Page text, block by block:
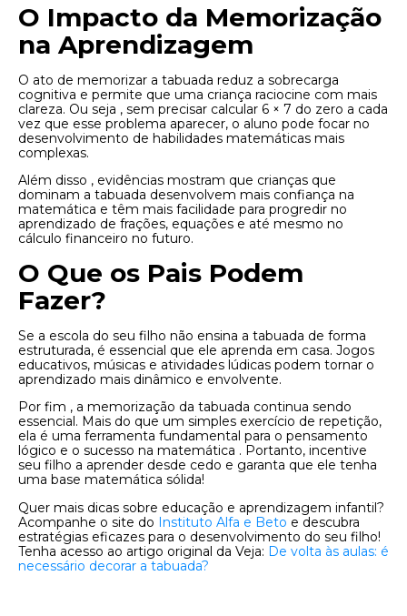
O Impacto da Memorização
na Aprendizagem
O ato de memorizar a tabuada reduz a sobrecarga
cognitiva e permite que uma criança raciocine com mais
clareza. Ou seja , sem precisar calcular 6 × 7 do zero a cada
vez que esse problema aparecer, o aluno pode focar no
desenvolvimento de habilidades matemáticas mais
complexas.
Além disso , evidências mostram que crianças que
dominam a tabuada desenvolvem mais confiança na
matemática e têm mais facilidade para progredir no
aprendizado de frações, equações e até mesmo no
cálculo financeiro no futuro.
O Que os Pais Podem
Fazer?
Se a escola do seu filho não ensina a tabuada de forma
estruturada, é essencial que ele aprenda em casa. Jogos
educativos, músicas e atividades lúdicas podem tornar o
aprendizado mais dinâmico e envolvente.
Por fim , a memorização da tabuada continua sendo
essencial. Mais do que um simples exercício de repetição,
ela é uma ferramenta fundamental para o pensamento
lógico e o sucesso na matemática . Portanto, incentive
seu filho a aprender desde cedo e garanta que ele tenha
uma base matemática sólida!
Quer mais dicas sobre educação e aprendizagem infantil?
Acompanhe o site do Instituto Alfa e Beto e descubra
estratégias eficazes para o desenvolvimento do seu filho!
Tenha acesso ao artigo original da Veja: De volta às aulas: é
necessário decorar a tabuada?